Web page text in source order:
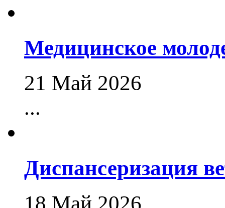
Медицинское
21 Май 2026
...
Диспансеризация
18 Май 2026